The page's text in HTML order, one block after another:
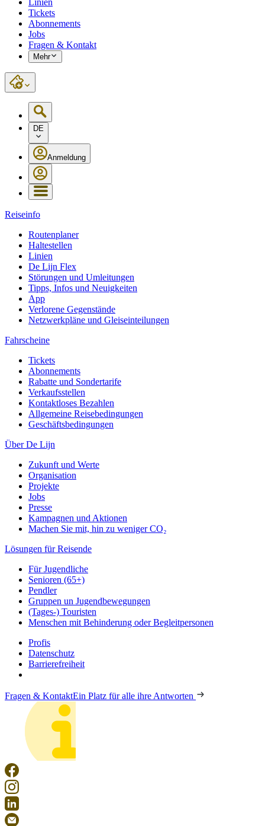
Linien
Tickets
Abonnements
Jobs
Fragen & Kontakt
Mehr
DE
Anmeldung
Reiseinfo
Routenplaner
Haltestellen
Linien
De Lijn Flex
Störungen und Umleitungen
Tipps, Infos und Neuigkeiten
App
Verlorene Gegenstände
Netzwerkpläne und Gleiseinteilungen
Fahrscheine
Tickets
Abonnements
Rabatte und Sondertarife
Verkaufsstellen
Kontaktloses Bezahlen
Allgemeine Reisebedingungen
Geschäftsbedingungen
Über De Lijn
Zukunft und Werte
Organisation
Projekte
Jobs
Presse
Kampagnen und Aktionen
Machen Sie mit, hin zu weniger CO₂
Lösungen für Reisende
Für Jugendliche
Senioren (65+)
Pendler
Gruppen un Jugendbewegungen
(Tages-) Touristen
Menschen mit Behinderung oder Begleitpersonen
Profis
Datenschutz
Barrierefreiheit
Fragen & KontaktEin Platz für alle ihre Antworten